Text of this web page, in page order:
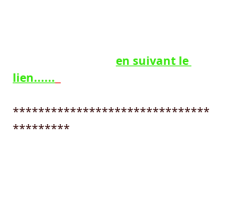
en suivant le
lien......
*******************************
*********